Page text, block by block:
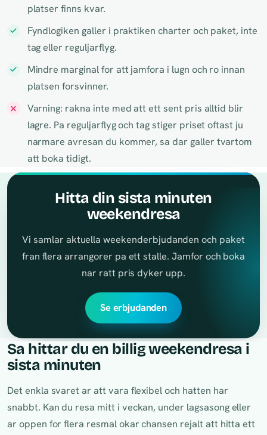
platser finns kvar.
Fyndlogiken galler i praktiken charter och paket, inte
tag eller reguljarflyg.
Mindre marginal for att jamfora i lugn och ro innan
platsen forsvinner.
Varning: rakna inte med att ett sent pris alltid blir
lagre. Pa reguljarflyg och tag stiger priset oftast ju
narmare avresan du kommer, sa dar galler tvartom
att boka tidigt.
Hitta din sista minuten
weekendresa
Vi samlar aktuella weekenderbjudanden och paket
fran flera arrangorer pa ett stalle. Jamfor och boka
nar ratt pris dyker upp.
Se erbjudanden
Sa hittar du en billig weekendresa i
sista minuten
Det enkla svaret ar att vara flexibel och hatten har
snabbt. Kan du resa mitt i veckan, under lagsasong eller
ar oppen for flera resmal okar chansen rejalt att hitta ett